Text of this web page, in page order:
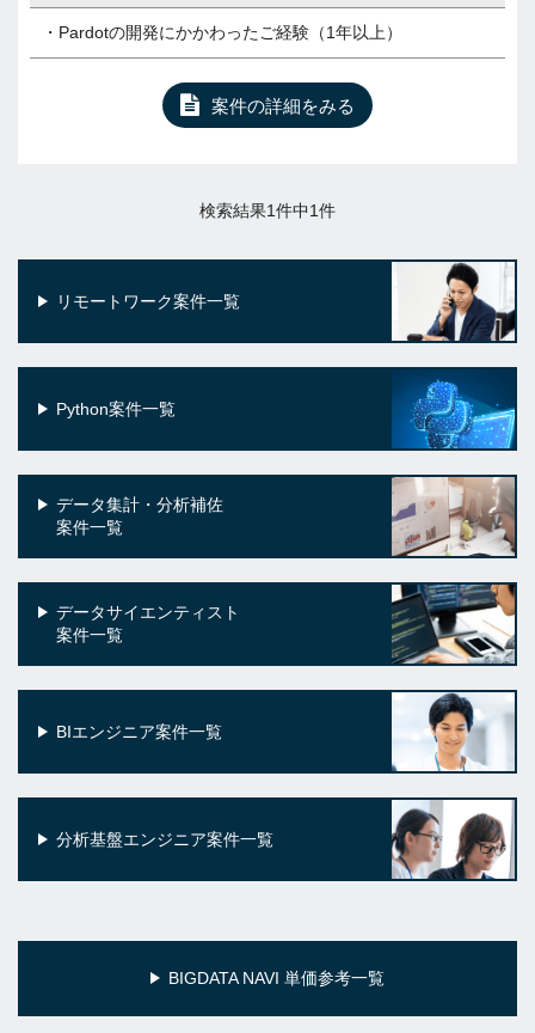
・Pardotの開発にかかわったご経験（1年以上）
案件の詳細をみる
検索結果1件中1件
リモートワーク案件一覧
Python案件一覧
データ集計・分析補佐
案件一覧
データサイエンティスト
案件一覧
BIエンジニア案件一覧
分析基盤エンジニア案件一覧
BIGDATA NAVI 単価参考一覧